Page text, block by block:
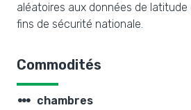
aléatoires aux données de
fins de sécurité nationale.
Commodités
steppers chambres